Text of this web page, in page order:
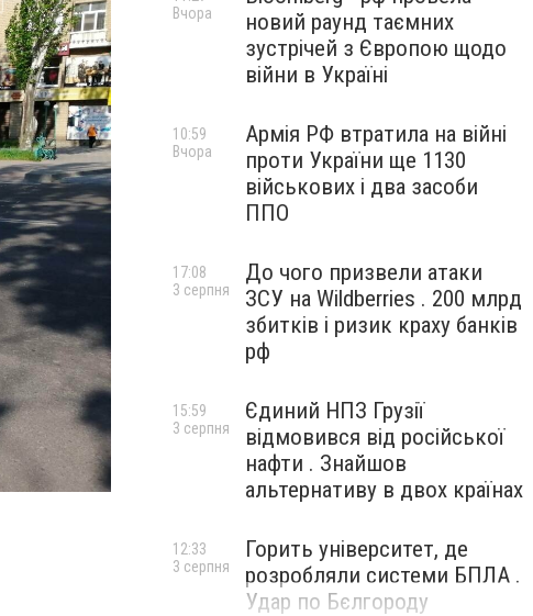
новий раунд таємних
зустрічей з Європою щодо
війни в Україні
Вчора
Армія РФ втратила на війні
проти України ще 1130
військових і два засоби
ППО
10:59
Вчора
До чого призвели атаки
ЗСУ на Wildberries . 200 млрд
збитків і ризик краху банків
рф
17:08
3 серпня
Єдиний НПЗ Грузії
відмовився від російської
нафти . Знайшов
альтернативу в двох країнах
15:59
3 серпня
Горить університет, де
розробляли системи БПЛА .
Удар по Бєлгороду
12:33
3 серпня